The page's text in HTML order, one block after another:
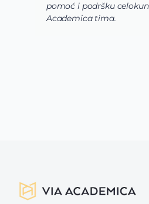
pomoć i podršku
Academica tima.